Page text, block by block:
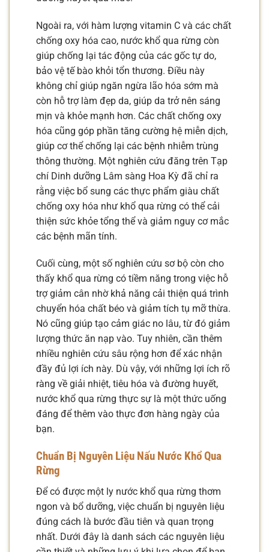
Ngoài ra, với hàm lượng vitamin C và các chất
chống oxy hóa cao, nước khổ qua rừng còn
giúp chống lại tác động của các gốc tự do,
bảo vệ tế bào khỏi tổn thương. Điều này
không chỉ giúp ngăn ngừa lão hóa sớm mà
còn hỗ trợ làm đẹp da, giúp da trở nên sáng
mịn và khỏe mạnh hơn. Các chất chống oxy
hóa cũng góp phần tăng cường hệ miễn dịch,
giúp cơ thể chống lại các bệnh nhiễm trùng
thông thường. Một nghiên cứu đăng trên Tạp
chí Dinh dưỡng Lâm sàng Hoa Kỳ đã chỉ ra
rằng việc bổ sung các thực phẩm giàu chất
chống oxy hóa như khổ qua rừng có thể cải
thiện sức khỏe tổng thể và giảm nguy cơ mắc
các bệnh mãn tính.
Cuối cùng, một số nghiên cứu sơ bộ còn cho
thấy khổ qua rừng có tiềm năng trong việc hỗ
trợ giảm cân nhờ khả năng cải thiện quá trình
chuyển hóa chất béo và giảm tích tụ mỡ thừa.
Nó cũng giúp tạo cảm giác no lâu, từ đó giảm
lượng thức ăn nạp vào. Tuy nhiên, cần thêm
nhiều nghiên cứu sâu rộng hơn để xác nhận
đầy đủ lợi ích này. Dù vậy, với những lợi ích rõ
ràng về giải nhiệt, tiêu hóa và đường huyết,
nước khổ qua rừng thực sự là một thức uống
đáng để thêm vào thực đơn hàng ngày của
bạn.
Chuẩn Bị Nguyên Liệu Nấu Nước Khổ Qua
Rừng
Để có được một ly nước khổ qua rừng thơm
ngon và bổ dưỡng, việc chuẩn bị nguyên liệu
đúng cách là bước đầu tiên và quan trọng
nhất. Dưới đây là danh sách các nguyên liệu